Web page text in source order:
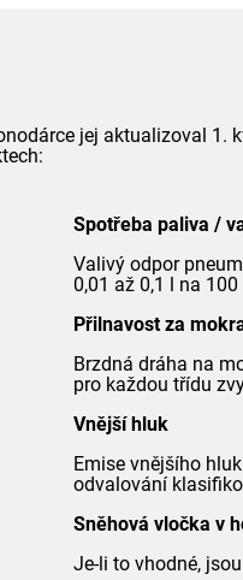
jej aktualizoval
Spotřeba paliva /
Valivý odpor
0,01 až 0,1 l na
Přilnavost za
Brzdná dráha na
pro každou třídu
Vnější hluk
Emise vnějšího
odvalování
Sněhová vločka v
Je-li to vhodné,